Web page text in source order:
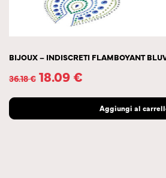
BIJOUX – INDISCRETI FLAMBOYANT
36.18€ 18.09€
Aggiungi al